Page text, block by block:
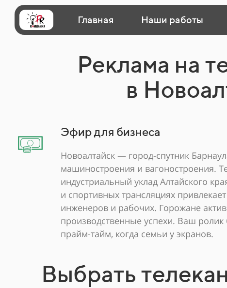
Главная Наши работы
Реклама на
в
Эфир для бизнеса
Новоалтайск — город-спутник
машиностроения и вагоностроения.
индустриальный уклад Алтайского
и спортивных трансляциях
инженеров и рабочих. Горожане
производственные успехи. Ваш ролик
прайм-тайм, когда семьи у экранов.
Выбрать